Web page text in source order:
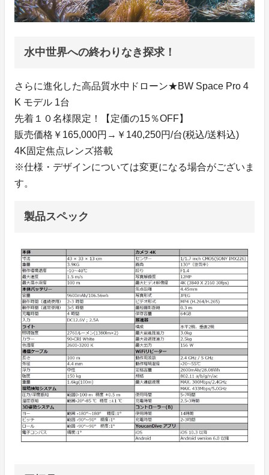
水中世界への終わりなき探求！
さらに進化した高品質水中ドローン★BW Space Pro 4
K モデル 1台
先着１０名様限定！【定価の15％OFF】
販売価格￥165,000円→￥140,250円/台(税込/送料込)
4K固定焦点レンズ搭載
※仕様・デザインについては変更になる場合がございま
す。
製品スペック